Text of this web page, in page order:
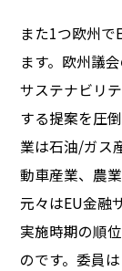
また1つ欧州で
ます。欧州議
サステナビリ
する提案を圧
業は石油/ガス
動車産業、農
元々はEU金融
実施時期の順
のです。委員